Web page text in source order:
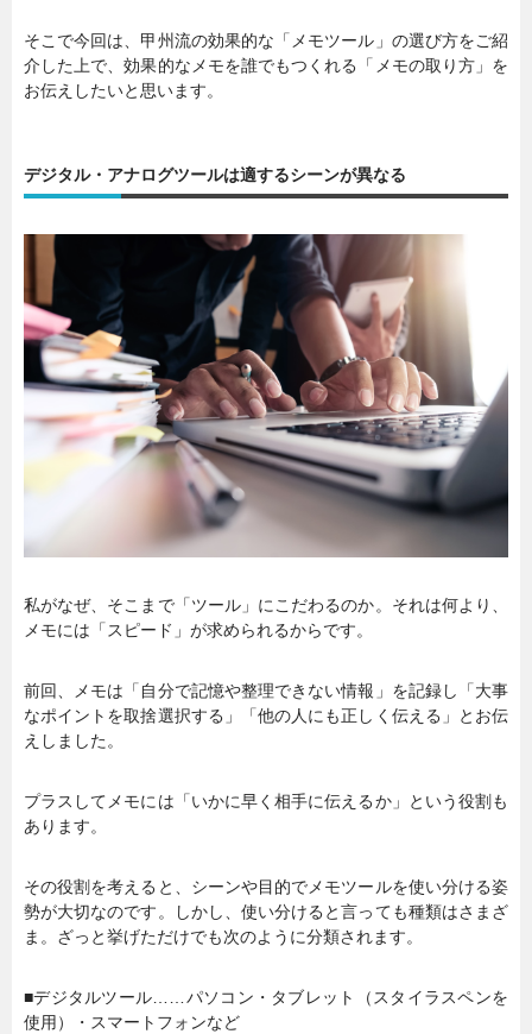
そこで今回は、甲州流の効果的な「メモツール」の選び方をご紹
介した上で、効果的なメモを誰でもつくれる「メモの取り方」を
お伝えしたいと思います。
デジタル・アナログツールは適するシーンが異なる
私がなぜ、そこまで「ツール」にこだわるのか。それは何より、
メモには「スピード」が求められるからです。
前回、メモは「自分で記憶や整理できない情報」を記録し「大事
なポイントを取捨選択する」「他の人にも正しく伝える」とお伝
えしました。
プラスしてメモには「いかに早く相手に伝えるか」という役割も
あります。
その役割を考えると、シーンや目的でメモツールを使い分ける姿
勢が大切なのです。しかし、使い分けると言っても種類はさまざ
ま。ざっと挙げただけでも次のように分類されます。
■デジタルツール……パソコン・タブレット（スタイラスペンを
使用）・スマートフォンなど